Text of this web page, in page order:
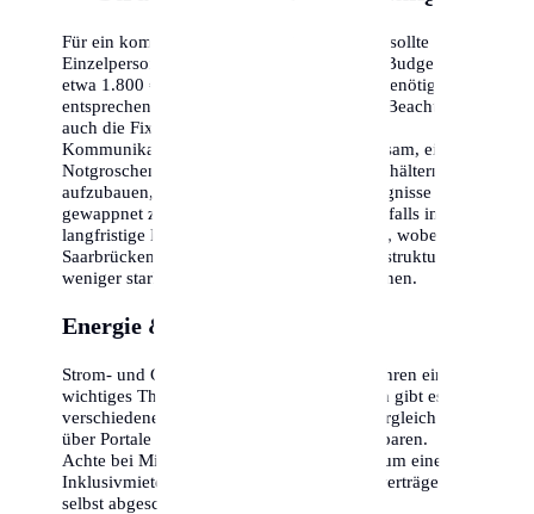
Für ein komfortables Leben in Saarbrücken sollte eine
Einzelperson mit einem monatlichen Netto-Budget von
etwa 1.800 € bis 2.500 € planen. Familien benötigen
entsprechend mehr (ca. 3.500 € - 5.000 €). Beachte
auch die Fixkosten für Versicherungen und
Kommunikation (Internet/Handy). Es ist ratsam, einen
Notgroschen von mindestens drei Monatsgehältern
aufzubauen, um für unvorhergesehene Ereignisse
gewappnet zu sein. Die Inflation sollte ebenfalls in die
langfristige Kalkulation einbezogen werden, wobei
Saarbrücken durch seine stabile Wirtschaftsstruktur oft
weniger stark betroffen ist als andere Regionen.
Energie & Nebenkosten
Strom- und Gaspreise sind in den letzten Jahren ein
wichtiges Thema geworden. In Saarbrücken gibt es
verschiedene Anbieter, ein regelmäßiger Vergleich
über Portale kann hunderte Euro pro Jahr sparen.
Achte bei Mietverträgen darauf, ob es sich um eine
Inklusivmiete handelt oder ob alle Energieverträge
selbst abgeschlossen werden müssen.